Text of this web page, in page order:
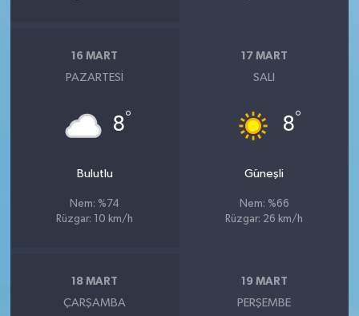
16 MART
PAZARTESI
8°
Bulutlu
Nem: %74
Rüzgar: 10 km/h
17 MART
SALI
8°
Güneşli
Nem: %66
Rüzgar: 26 km/h
18 MART
ÇARŞAMBA
19 MART
PERŞEMBE